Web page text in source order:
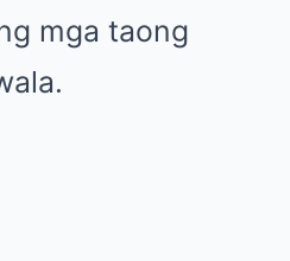
mga taong